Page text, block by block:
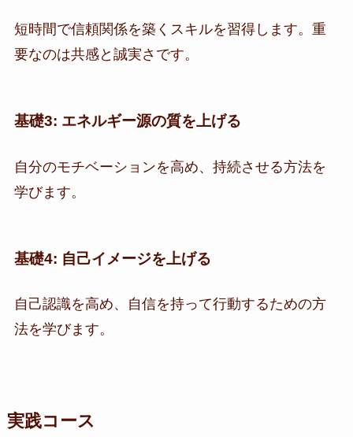
短時間で信頼関係を築くスキルを習得します。重
要なのは共感と誠実さです。
基礎3: エネルギー源の質を上げる
自分のモチベーションを高め、持続させる方法を
学びます。
基礎4: 自己イメージを上げる
自己認識を高め、自信を持って行動するための方
法を学びます。
実践コース